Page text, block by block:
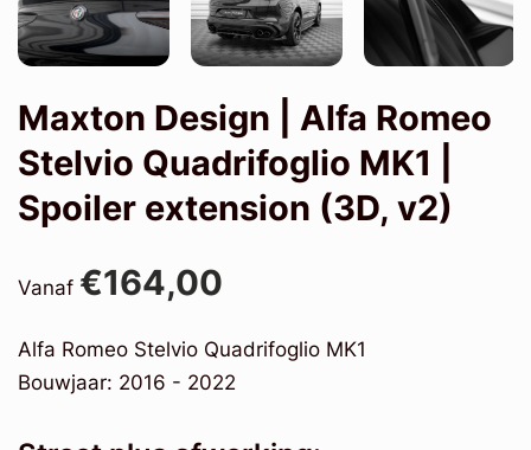
Maxton Design | Alfa Romeo
Stelvio Quadrifoglio MK1 |
Spoiler extension (3D, v2)
Vanaf €164,00
Alfa Romeo Stelvio Quadrifoglio MK1
Bouwjaar: 2016 - 2022